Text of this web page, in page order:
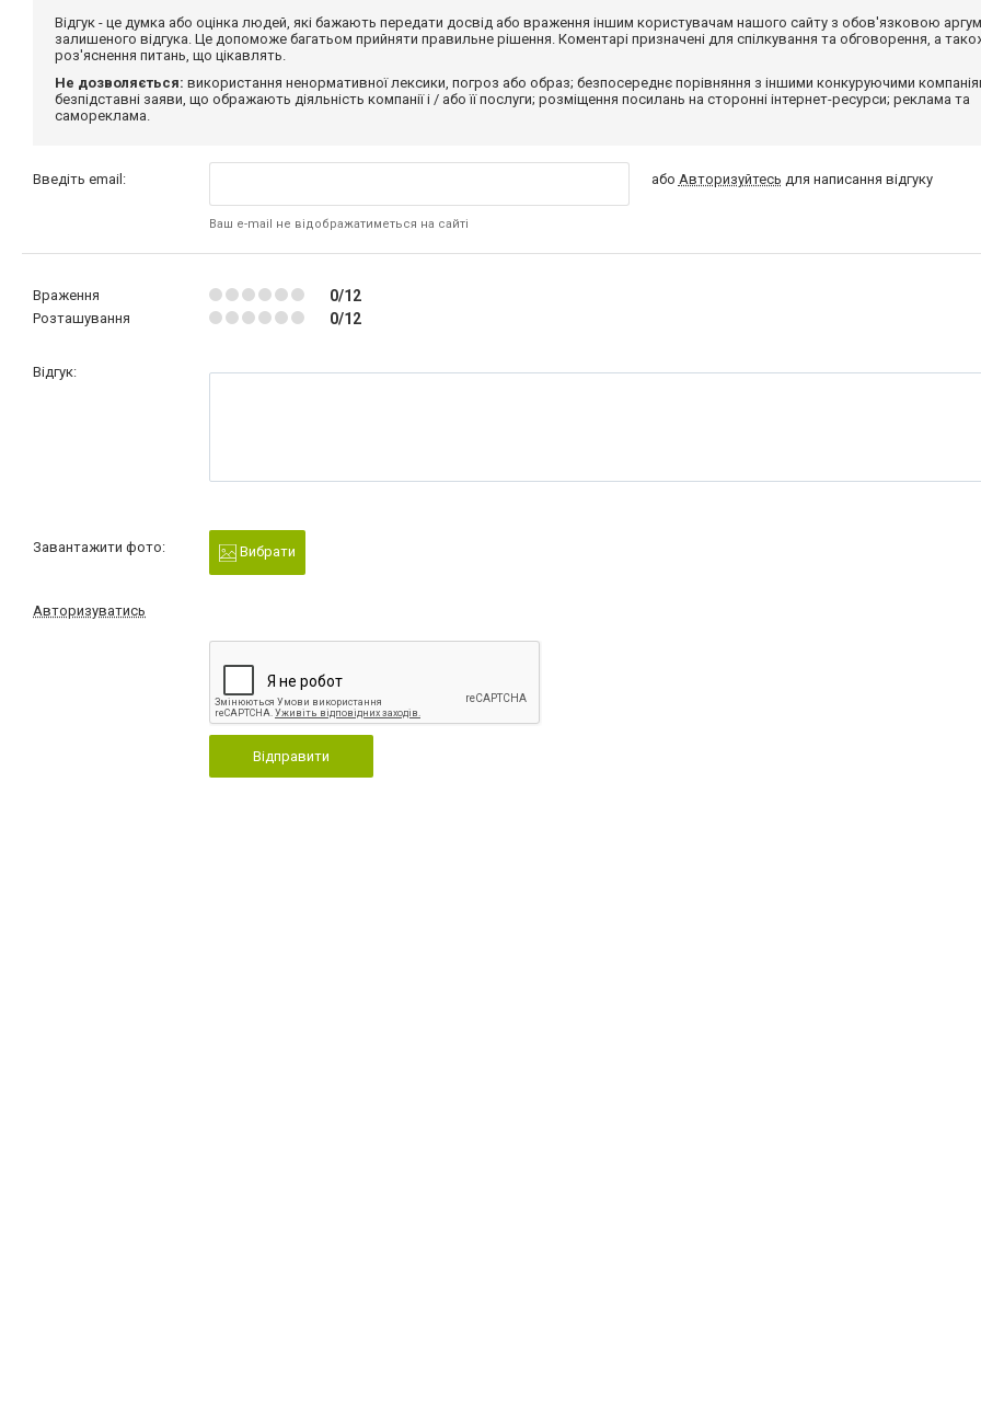
Відгук - це думка або оцінка людей, які бажають передати досвід або враження іншим користувачам нашого сайту з обов'язковою
залишеного відгука. Це допоможе багатьом прийняти правильне рішення. Коментарі призначені для спілкування та обговорення, а
роз'яснення питань, що цікавлять.
Не дозволяється: використання ненормативної лексики, погроз або образ; безпосереднє порівняння з іншими конкуруючими
безпідставні заяви, що ображають діяльність компанії і / або її послуги; розміщення посилань на сторонні інтернет-ресурси; реклама та
самореклама.
Введіть email:
Ваш e-mail не відображатиметься на сайті
або Авторизуйтесь для написання відгуку
Враження 0/12
Розташування 0/12
Відгук:
Завантажити фото: Вибрати
Авторизуватись
Відправити